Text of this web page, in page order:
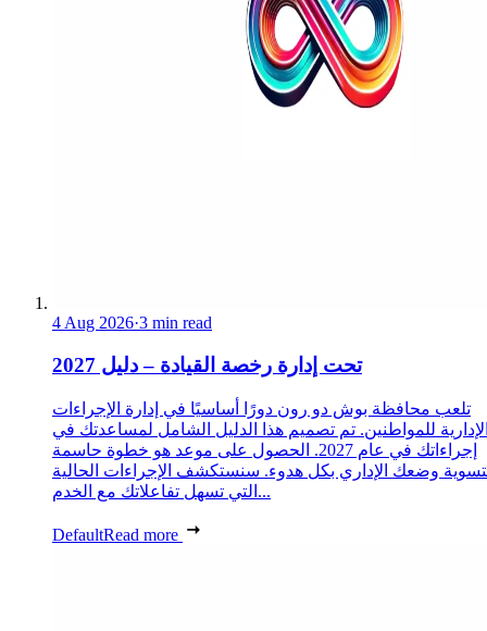
4 Aug 2026·3 min read
تحت إدارة رخصة القيادة – دليل 2027
تلعب محافظة بوش دو رون دورًا أساسيًا في إدارة الإجراءات
للمواطنين. تم تصميم هذا الدليل الشامل لمساعدتك في
إجراءاتك في عام 2027. الحصول على موعد هو خطوة حاسمة
وضعك الإداري بكل هدوء. سنستكشف الإجراءات الحالية
التي تسهل تفاعلاتك مع الخدم...
DefaultRead more